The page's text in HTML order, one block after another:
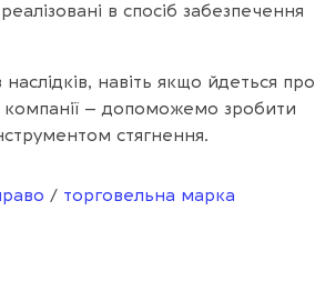
в спосіб забезпечення
навіть якщо йдеться про
компанії – допоможемо зробити
стягнення.
/ торговельна марка